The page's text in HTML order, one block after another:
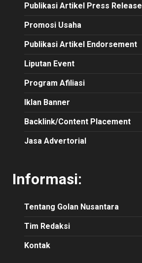
Publikasi Artikel Press Release
Promosi Usaha
Publikasi Artikel Endorsement
Liputan Event
Program Afiliasi
Iklan Banner
Backlink/Content Placement
Jasa Advertorial
Informasi:
Tentang Golan Nusantara
Tim Redaksi
Kontak